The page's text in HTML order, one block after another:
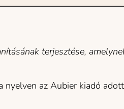
terjesztése,
az Aubier kiadó